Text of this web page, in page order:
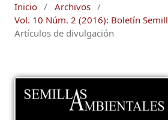
Inicio / Archivos /
Vol. 10 Núm. 2 (2016): Boletín
Artículos de divulgación